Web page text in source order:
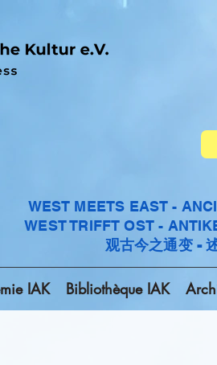
WEST MEETS EAST -
WEST TRIFFT OST -
观古今之通变 -
IAK Bibliothèque IAK